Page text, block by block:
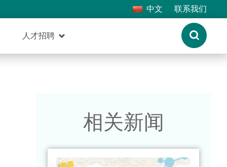
中文 联系我们
人才招聘
相关新闻